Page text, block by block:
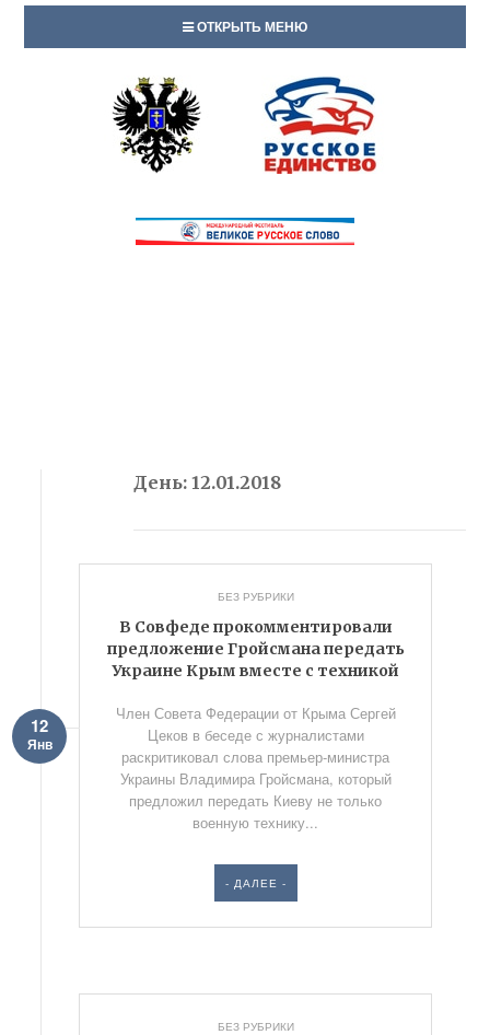
ОТКРЫТЬ МЕНЮ
День:12.01.2018
БЕЗ РУБРИКИ
В Совфеде прокомментировали
предложение Гройсмана передать
Украине Крым вместе с техникой
12
Янв
Член Совета Федерации от Крыма Сергей
Цеков в беседе с журналистами
раскритиковал слова премьер-министра
Украины Владимира Гройсмана, который
предложил передать Киеву не только
военную технику...
- ДАЛЕЕ -
БЕЗ РУБРИКИ